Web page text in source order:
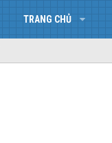
TRANG CHỦ